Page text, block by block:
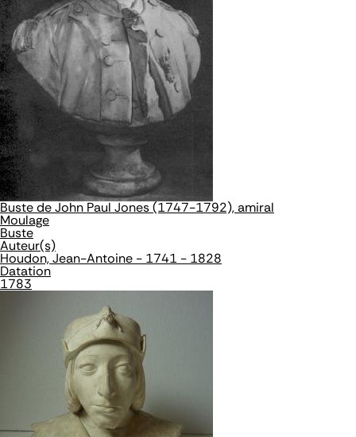
Buste de John Paul Jones (1747-1792), amiral
Moulage
Buste
Auteur(s)
Houdon, Jean-Antoine - 1741 - 1828
Datation
1783